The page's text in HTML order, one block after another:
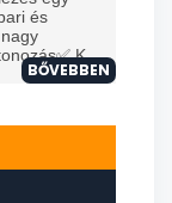
és
K...
BŐVEBBEN